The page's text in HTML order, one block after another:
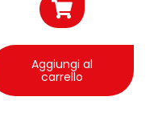
Aggiungi al
carrello